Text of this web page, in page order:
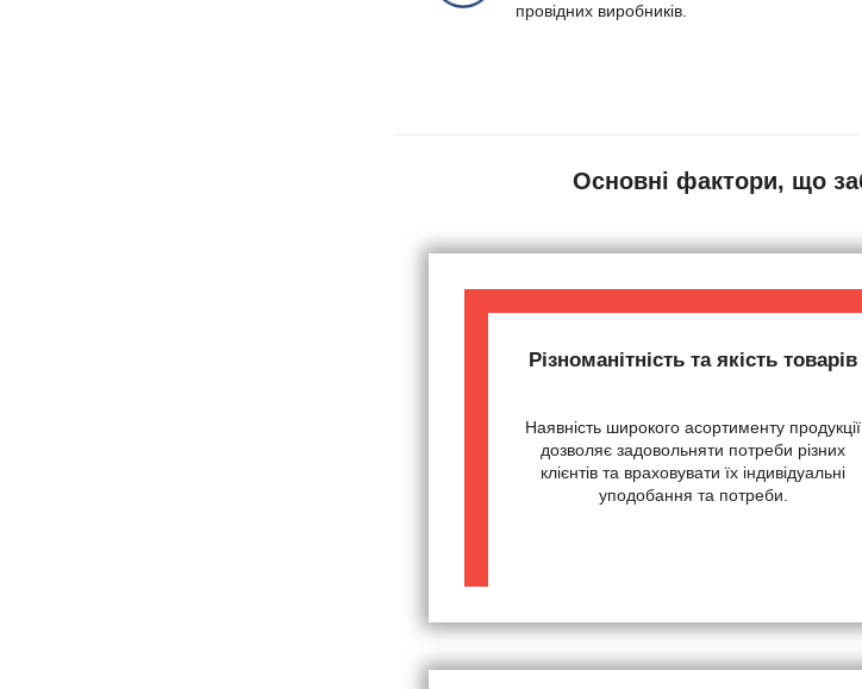
провідних виробників.
Основні фактори, що
Різноманітність та якість товарів
Наявність широкого асортименту продукції
дозволяє задовольняти потреби різних
клієнтів та враховувати їх індивідуальні
уподобання та потреби.